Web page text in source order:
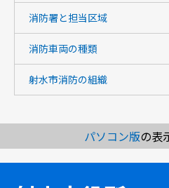
消防署と担当区域
消防車両の種類
射水市消防の組織
パソコン版の表